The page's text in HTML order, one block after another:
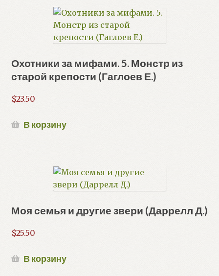
Охотники за мифами. 5. Монстр из
старой крепости (Гаглоев Е.)
$23.50
В корзину
Моя семья и другие звери (Даррелл Д.)
$25.50
В корзину